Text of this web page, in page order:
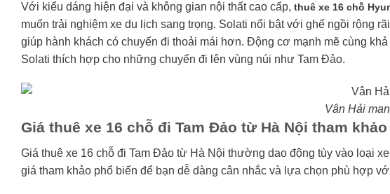
Với kiểu dáng hiện đại và không gian nội thất cao cấp, thuê xe 16 chỗ
muốn trải nghiệm xe du lịch sang trọng. Solati nổi bật với ghế ngồi rộng
giúp hành khách có chuyến đi thoải mái hơn. Động cơ mạnh mẽ cùng
Solati thích hợp cho những chuyến đi lên vùng núi như Tam Đảo.
Vân Hải
Giá thuê xe 16 chỗ đi Tam Đảo từ Hà Nội tham khảo
Giá thuê xe 16 chỗ đi Tam Đảo từ Hà Nội thường dao động tùy vào loại
giá tham khảo phổ biến để bạn dễ dàng cân nhắc và lựa chọn phù hợp